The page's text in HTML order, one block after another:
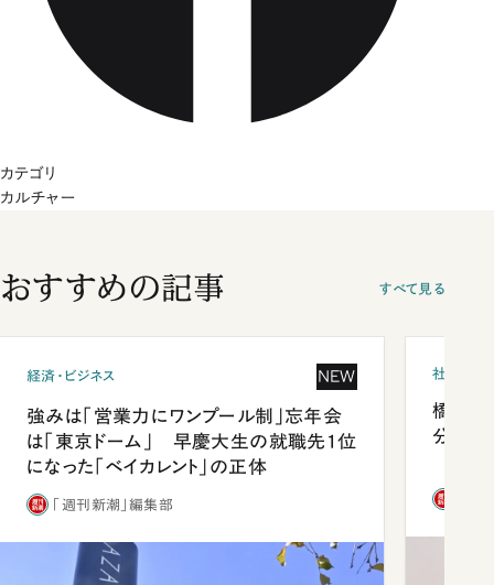
カテゴリ
カルチャー
おすすめの記事 すべて見る
経済・ビジネス NEW
強みは「営業力にワンプール制」忘年会
は「東京ドーム」 早慶大生の就職先1位
になった「ベイカレント」の正体
「週刊新潮」編集部
社会
橋本愛
分 佐